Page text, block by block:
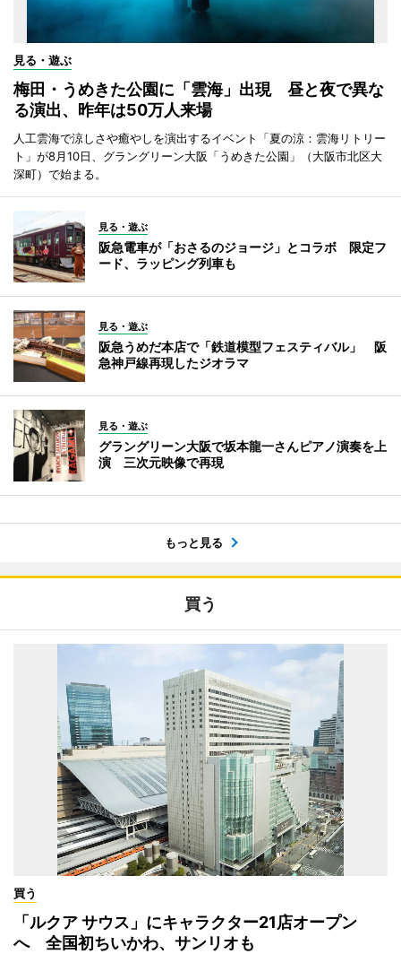
見る・遊ぶ
梅田・うめきた公園に「雲海」出現 昼と夜で異な
る演出、昨年は50万人来場
人工雲海で涼しさや癒やしを演出するイベント「夏の涼：雲海リトリー
ト」が8月10日、グラングリーン大阪「うめきた公園」（大阪市北区大
深町）で始まる。
見る・遊ぶ
阪急電車が「おさるのジョージ」とコラボ 限定フ
ード、ラッピング列車も
見る・遊ぶ
阪急うめだ本店で「鉄道模型フェスティバル」 阪
急神戸線再現したジオラマ
見る・遊ぶ
グラングリーン大阪で坂本龍一さんピアノ演奏を上
演 三次元映像で再現
もっと見る
買う
買う
「ルクア サウス」にキャラクター21店オープン
へ 全国初ちいかわ、サンリオも